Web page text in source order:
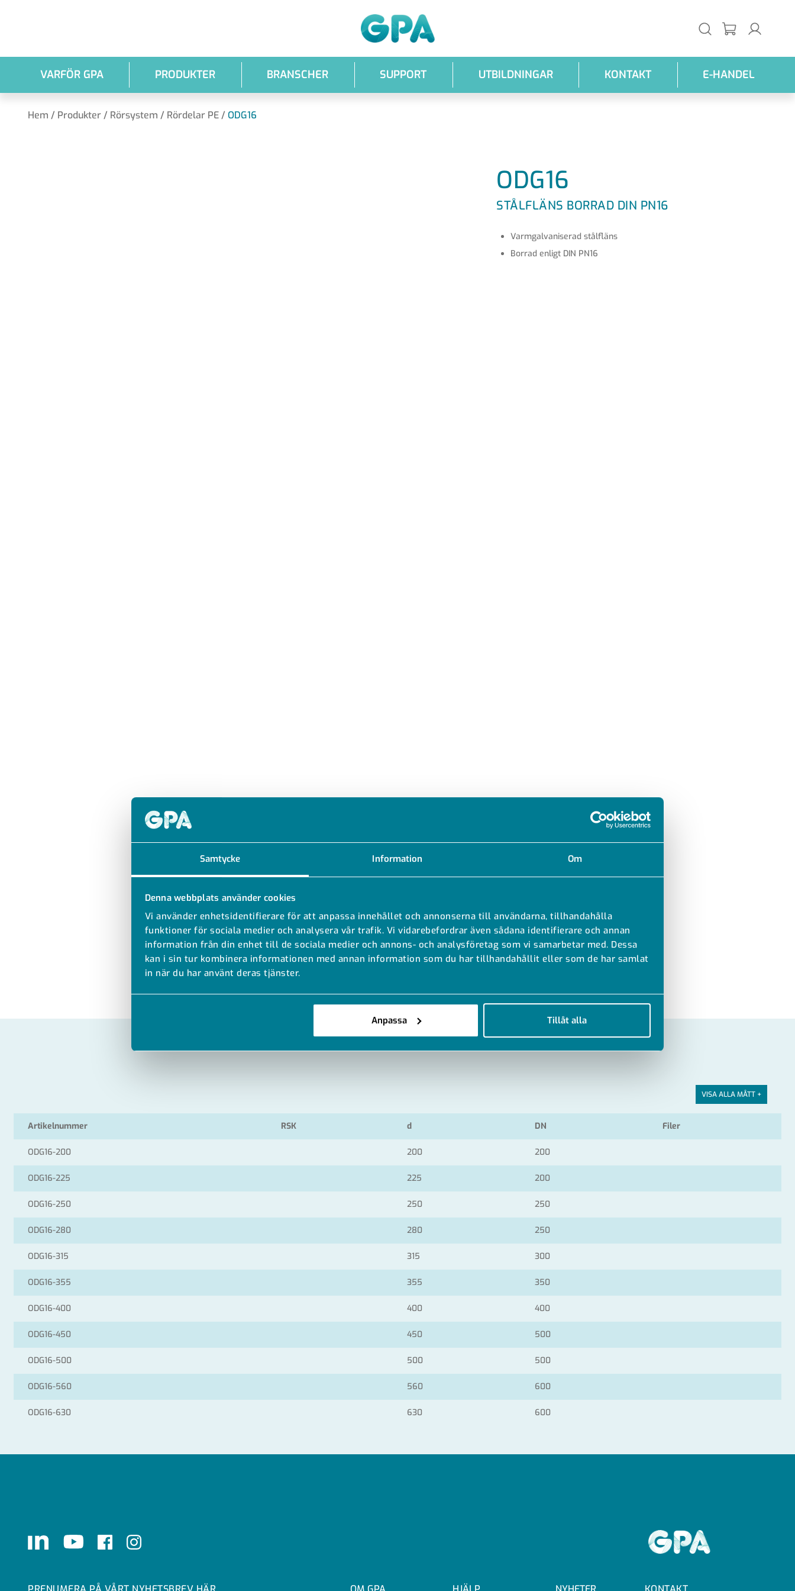
Samtycke Information Om
Denna webbplats använder cookies
Vi använder enhetsidentifierare för att anpassa innehållet och annonserna till användarna, tillhandahålla
funktioner för sociala medier och analysera vår trafik. Vi vidarebefordrar även sådana identifierare och annan
information från din enhet till de sociala medier och annons- och analysföretag som vi samarbetar med. Dessa
kan i sin tur kombinera informationen med annan information som du har tillhandahållit eller som de har samlat
in när du har använt deras tjänster.
Anpassa Tillåt alla
VARFÖR GPA PRODUKTER BRANSCHER SUPPORT UTBILDNINGAR KONTAKT E-HANDEL
Hem / Produkter / Rörsystem / Rördelar PE / ODG16
ODG16
STÅLFLÄNS BORRAD DIN PN16
Varmgalvaniserad stålfläns
Borrad enligt DIN PN16
MODELLER DOKUMENT
VISA ALLA MÅTT +
Artikelnummer RSK d DN Filer
ODG16-200 200 200
ODG16-225 225 200
ODG16-250 250 250
ODG16-280 280 250
ODG16-315 315 300
ODG16-355 355 350
ODG16-400 400 400
ODG16-450 450 500
ODG16-500 500 500
ODG16-560 560 600
ODG16-630 630 600
LinkedIn Youtube FacebookInstagram